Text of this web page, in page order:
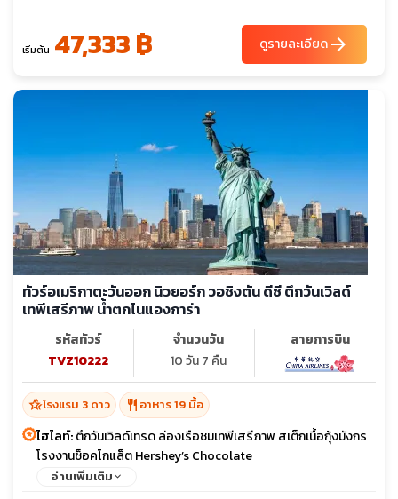
เริ่มต้น 47,333 ฿ ดูรายละเอียดarrow_forward
ทัวร์อเมริกาตะวันออก นิวยอร์ก วอชิงตัน ดีซี ตึกวันเวิลด์
เทพีเสรีภาพ น้ำตกไนแองการ่า
รหัสทัวร์
TVZ10222
จำนวนวัน
10 วัน 7 คืน
สายการบิน
hotel_classโรงแรม 3 ดาว restaurant อาหาร 19 มื้อ
ไฮไลท์:ตึกวันเวิลด์เทรด ล่องเรือชมเทพีเสรีภาพ สเต็กเนื้อกุ้งมังกร
โรงงานช็อคโกแล็ต Hershey’s Chocolate
อ่านเพิ่มเติม